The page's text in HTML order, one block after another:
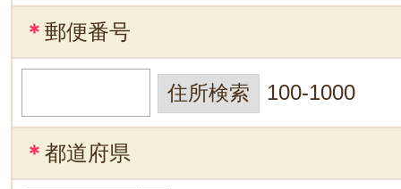
＊ 郵便番号
100-1000
＊ 都道府県